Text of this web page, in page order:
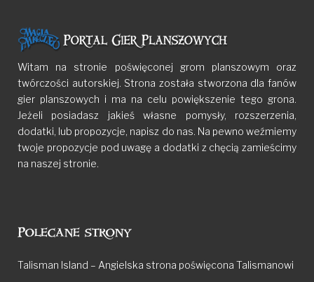
Witam na stronie poświęconej grom planszowym oraz
twórczości autorskiej. Strona została stworzona dla fanów
gier planszowych i ma na celu powiększenie tego grona.
Jeżeli posiadasz jakieś własne pomysły, rozszerzenia,
dodatki, lub propozycje, napisz do nas. Na pewno weźmiemy
twoje propozycje pod uwagę a dodatki z chęcią zamieścimy
na naszej stronie.
Polecane strony
Talisman Island – Angielska strona poświęcona Talismanowi